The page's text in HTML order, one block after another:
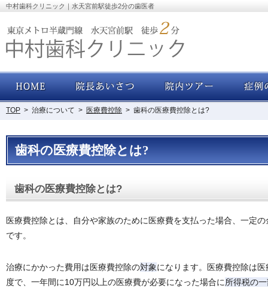
歯科の医療費控除とは?
中村歯科クリニック｜水天宮前駅徒歩2分の歯医者
歯科の医療費控除とは?
医療費控除とは、自分や家族のために医療費を支払った場合、一定の
です。
治療にかかった費用は医療費控除の対象になります。医療費控除は
度で、一年間に10万円以上の医療費が必要になった場合に所得税の
ホーム 院長あいさつ・経歴 院内ツアー
TOP > 治療について > 医療費控除 > 歯科の医療費控除とは?